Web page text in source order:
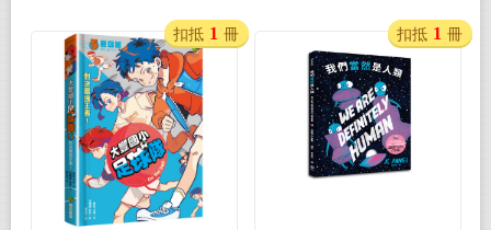
扣抵 1 冊 扣抵 1 冊